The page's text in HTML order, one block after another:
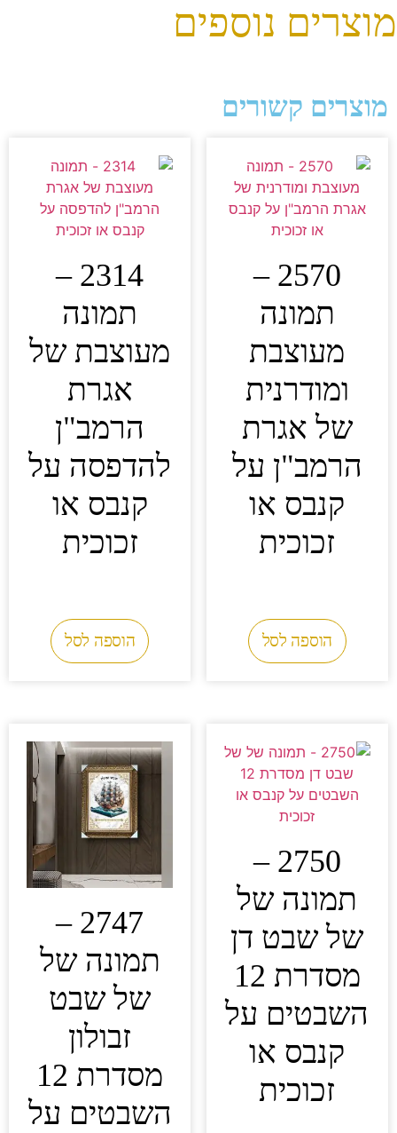
מוצרים נוספים
מוצרים קשורים
2570 –
תמונה
מעוצבת
ומודרנית
של אגרת
הרמב"ן על
קנבס או
זכוכית
הוספה לסל
2314 –
תמונה
מעוצבת של
אגרת
הרמב"ן
להדפסה על
קנבס או
זכוכית
הוספה לסל
2750 –
תמונה של
של שבט דן
מסדרת 12
השבטים על
קנבס או
זכוכית
2747 –
תמונה של
של שבט
זבולון
מסדרת 12
השבטים על